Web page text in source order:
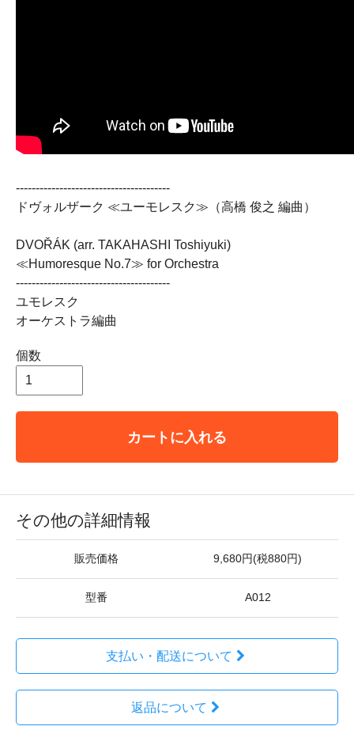
---------------------------------------
ドヴォルザーク ≪ユーモレスク≫（高橋 俊之 編曲）
DVOŘÁK (arr. TAKAHASHI Toshiyuki)
≪Humoresque No.7≫ for Orchestra
---------------------------------------
ユモレスク
オーケストラ編曲
個数
カートに入れる
その他の詳細情報
販売価格 9,680円(税880円)
型番 A012
支払い・配送について
返品について